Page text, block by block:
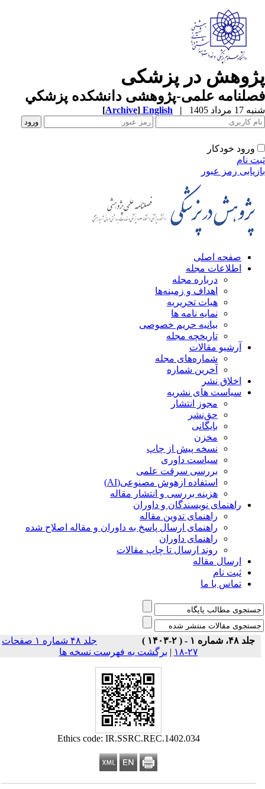
در پزشکی
علمی-پژوهشی دانشکده پزشکي
مرداد 1405 |
English
[Archive]
ورود خودکار
نام
رمز عبور
صفحه اصلی
اطلاعات مجله
درباره مجله
اهداف و زمینه‌ها
هیات تحریریه
نمایه نامه ها
بیانیه حریم خصوصی
تاریخچه مجله
آرشیو مقالات
شماره‌های مجله
آخرین شماره
اخلاق نشر
سیاست های نشریه
مجوز انتشار
حق‌نشر
بایگانی
مخزن
نسخه پیش از چاپ
سیاست داوری
بررسی سرقت علمی
استفاده ازهوش مصنوعی(AI)
هزینه بررسی و انتشار مقاله
راهنمای نویسندگان و داوران
راهنمای تدوین مقاله
راهنمای ارسال پاسخ به داوران و مقاله اصلاح شده
راهنمای داوران
روند ارسال تا چاپ مقالات
ارسال مقاله
ثبت نام
تماس با ما
جلد ۴۸، شماره ۱ - ( ۲-۱۴۰۳ )
جلد ۴۸ شماره ۱ صفحات
۲۷-۱۸
| برگشت به فهرست نسخه ها
Ethics code: IR.SSRC.REC.1402.034